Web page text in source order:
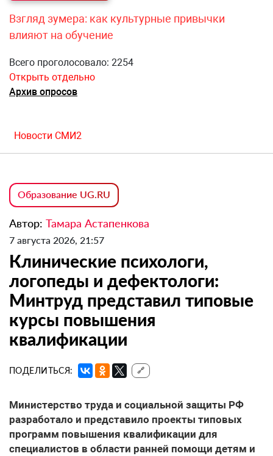
Взгляд зумера: как культурные привычки
влияют на обучение
Всего проголосовало: 2254
Открыть отдельно
Архив опросов
Новости СМИ2
Образование UG.RU
Автор: Тамара Астапенкова
7 августа 2026, 21:57
Клинические психологи,
логопеды и дефектологи:
Минтруд представил типовые
курсы повышения
квалификации
ПОДЕЛИТЬСЯ: 🔗
Министерство труда и социальной защиты РФ
разработало и представило проекты типовых
программ повышения квалификации для
специалистов в области ранней помощи детям и